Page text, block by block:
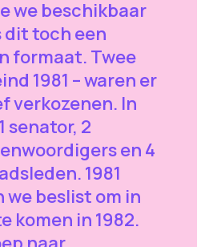
we beschikbaar
dit toch een
formaat. Twee
1981 – waren er
verkozenen. In
senator, 2
en 4
1981
we beslist om in
komen in 1982.